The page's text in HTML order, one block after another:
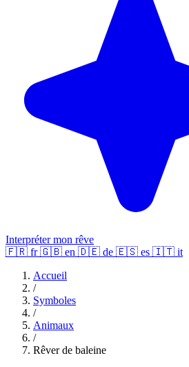
Interpréter mon rêve
🇫🇷 fr 🇬🇧 en 🇩🇪 de 🇪🇸 es 🇮🇹 it
Accueil
/
Symboles
/
Animaux
/
Rêver de baleine